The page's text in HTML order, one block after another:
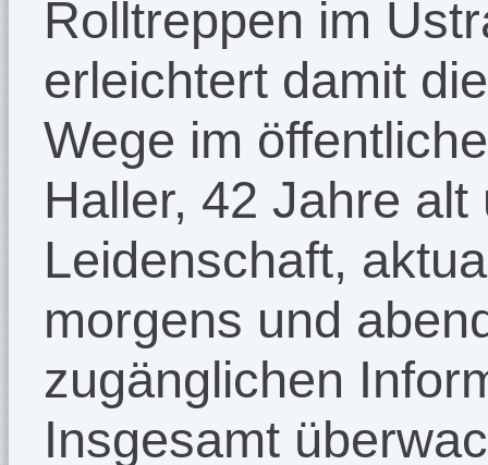
Rolltreppen im
erleichtert damit
Wege im
Haller, 42 Jahre
Leidenschaft,
morgens und
zugänglichen
Insgesamt